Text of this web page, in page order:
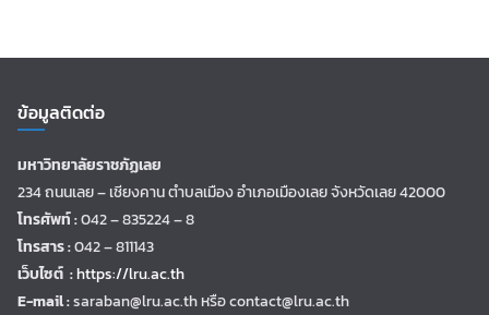
ข้อมูลติดต่อ
มหาวิทยาลัยราชภัฏเลย
234 ถนนเลย – เชียงคาน ตำบลเมือง อำเภอเมืองเลย จังหวัดเลย 42000
โทรศัพท์ :042 – 835224 – 8
โทรสาร :042 – 811143
เว็บไซต์ :https://lru.ac.th
E-mail :saraban@lru.ac.thหรือ contact@lru.ac.th